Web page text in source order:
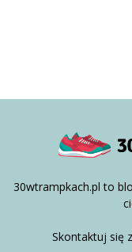
30wtrampkach.pl to
Skontaktuj się